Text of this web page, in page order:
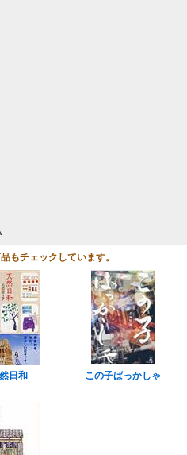
もチェックしています。
日和 この子ばっかしゃ